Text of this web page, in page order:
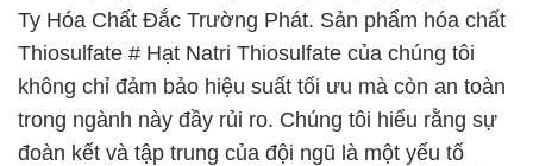
Ty Hóa Chất Đắc Trường Phát. Sản phẩm hóa chất
Thiosulfate # Hạt Natri Thiosulfate của chúng tôi
không chỉ đảm bảo hiệu suất tối ưu mà còn an toàn
trong ngành này đầy rủi ro. Chúng tôi hiểu rằng sự
đoàn kết và tập trung của đội ngũ là một yếu tố